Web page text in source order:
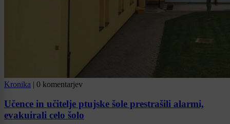
Kronika | 0 komentarjev
Učence in učitelje ptujske šole prestrašili alarmi,
evakuirali celo šolo